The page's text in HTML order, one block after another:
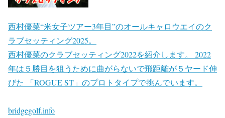
西村優菜“米女子ツアー3年目”のオールキャロウエイのク
ラブセッティング2025。
西村優菜のクラブセッティング2022を紹介します。 2022
年は５勝目を狙うために曲がらないで飛距離が５ヤード伸
びた 「ROGUE ST」のプロトタイプで挑んでいます。
bridgegolf.info